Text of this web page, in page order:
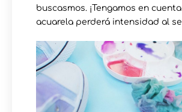
buscasmos. ¡Tengamos en
acuarela perderá intensidad al